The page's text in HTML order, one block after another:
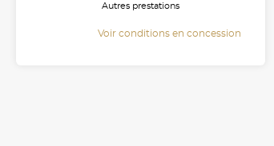
Autres prestations
Voir conditions en concession